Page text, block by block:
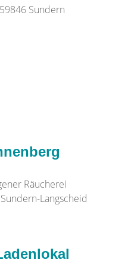
Sundern
Räucherei
Langscheid